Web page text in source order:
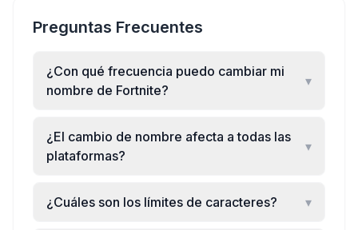
Preguntas Frecuentes
¿Con qué frecuencia puedo cambiar mi
nombre de Fortnite?
▾
¿El cambio de nombre afecta a todas las
plataformas?
▾
¿Cuáles son los límites de caracteres? ▾